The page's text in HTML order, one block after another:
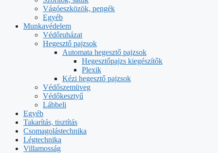
Vágóeszközök, pengék
Egyéb
Munkavédelem
Védőruházat
Hegesztő pajzsok
Automata hegesztő pajzsok
Hegesztőpajzs kiegészítők
Plexik
Kézi hegesztő pajzsok
Védőszemüveg
Védőkesztyű
Lábbeli
Egyéb
Takarítás, tisztítás
Csomagolástechnika
Légtechnika
Villamosság